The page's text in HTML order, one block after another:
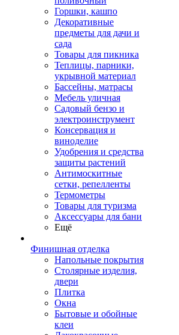
Горшки, кашпо
Декоративные
предметы для дачи и
сада
Товары для пикника
Теплицы, парники,
укрывной материал
Бассейны, матрасы
Мебель уличная
Садовый бензо и
электроинструмент
Консервация и
виноделие
Удобрения и средства
защиты растений
Антимоскитные
сетки, репелленты
Термометры
Товары для туризма
Аксессуары для бани
Ещё
Финишная отделка
Напольные покрытия
Столярные изделия,
двери
Плитка
Окна
Бытовые и обойные
клеи